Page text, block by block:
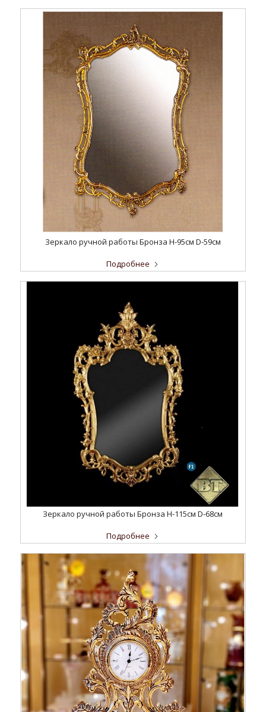
Зеркало ручной работы Бронза H-95см D-59cм
Подробнее
Зеркало ручной работы Бронза H-115см D-68cм
Подробнее